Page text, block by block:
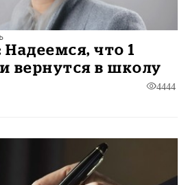
что 1
вернутся в школу
4444